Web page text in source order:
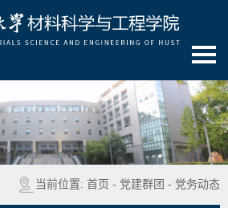
当前位置: 首页 - 党建群团 - 党务动态